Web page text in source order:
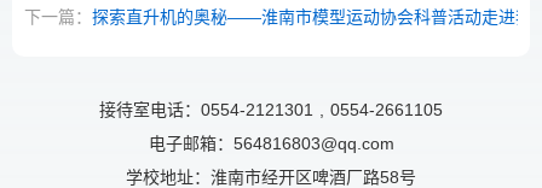
下一篇： 探索直升机的奥秘——淮南市模型运动协会科普活动走进我
接待室电话：0554-2121301
0554-2661105
电子邮箱：564816803@qq.com
学校地址：淮南市经开区啤酒厂路58号